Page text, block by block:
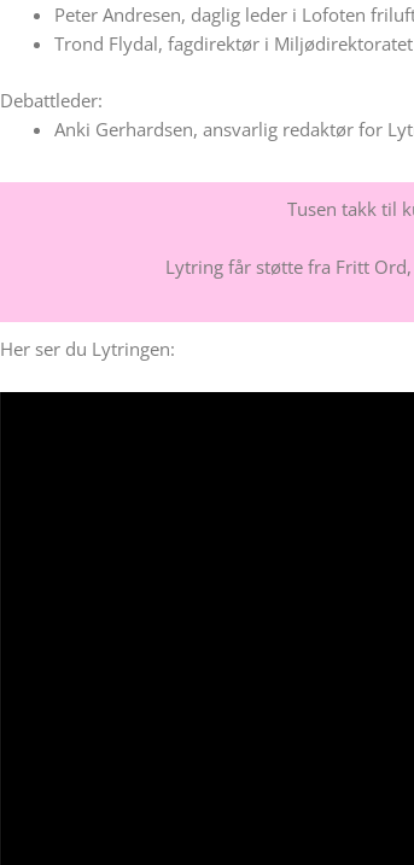
Peter Andresen, daglig leder i Lofoten
Trond Flydal, fagdirektør i Miljødirektoratet
Debattleder:
Anki Gerhardsen, ansvarlig redaktør for
Tusen takk til
Lytring får støtte fra Fritt
Her ser du Lytringen: